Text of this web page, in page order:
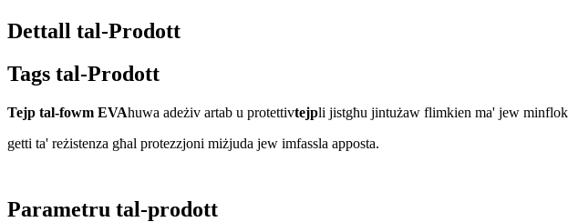
Dettall tal-Prodott
Tags tal-Prodott
Tejp tal-fowm EVAhuwa adeżiv artab u protettivtejpli jistgħu jintużaw flimkien ma' jew
getti ta' reżistenza għal protezzjoni miżjuda jew imfassla apposta.
Parametru tal-prodott